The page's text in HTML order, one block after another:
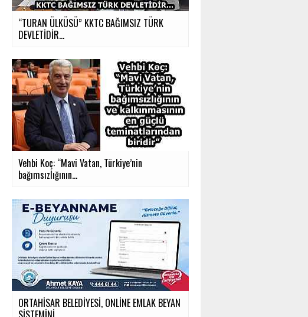
“TURAN ÜLKÜSÜ” KKTC BAĞIMSIZ TÜRK
DEVLETİDİR…
Vehbi Koç: “Mavi Vatan, Türkiye’nin
bağımsızlığının...
ORTAHİSAR BELEDİYESİ, ONLİNE EMLAK BEYAN